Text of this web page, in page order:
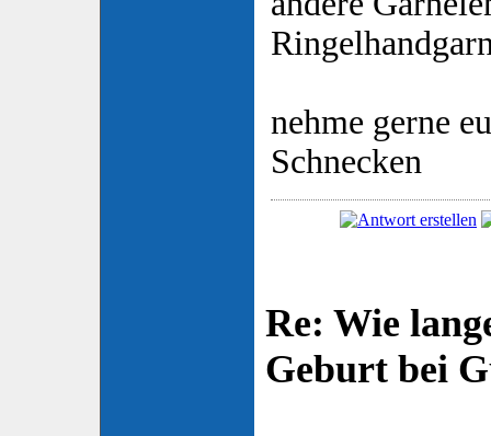
nehme gerne
Schnecken
Re: Wie
Geburt bei